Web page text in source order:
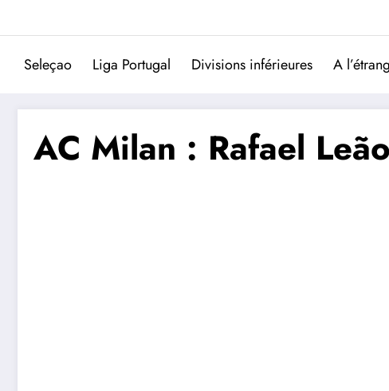
Seleçao Liga Portugal Divisions inférieures A
AC Milan : Rafael